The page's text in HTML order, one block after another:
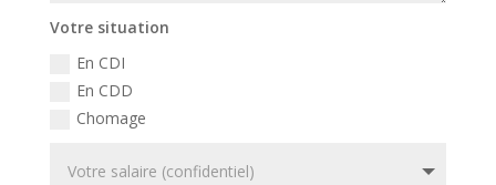
Votre situation
En CDI
En CDD
Chomage